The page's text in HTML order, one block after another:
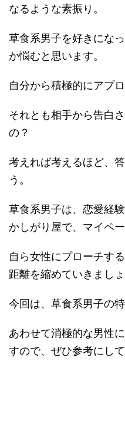
なるような素振り。
草食系男子を好きにな
か悩むと思います。
自分から積極的にアプ
それとも相手から告白
の？
考えれば考えるほど、
う。
草食系男子は、恋愛経
かしがり屋で、マイペー
自ら女性にプローチす
距離を縮めていきましょ
今回は、草食系男子の
あわせて消極的な男性
すので、ぜひ参考にして